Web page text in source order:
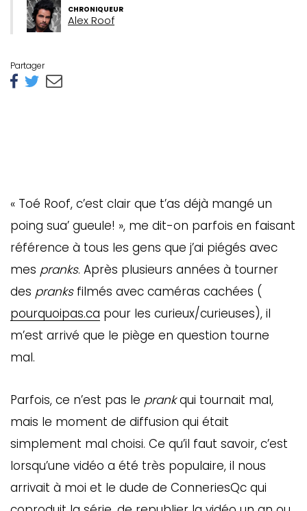
CHRONIQUEUR
Alex Roof
Partager
« Toé Roof, c’est clair que t’as déjà mangé un
poing sua’ gueule! », me dit-on parfois en faisant
référence à tous les gens que j’ai piégés avec
mes pranks. Après plusieurs années à tourner
des pranksfilmés avec caméras cachées (
pourquoipas.ca pour les curieux/curieuses), il
m’est arrivé que le piège en question tourne
mal.
Parfois, ce n’est pas le prankqui tournait mal,
mais le moment de diffusion qui était
simplement mal choisi. Ce qu’il faut savoir, c’est
lorsqu’une vidéo a été très populaire, il nous
arrivait à moi et le dude de ConneriesQc qui